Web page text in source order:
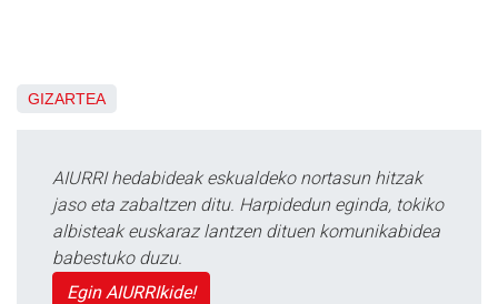
GIZARTEA
AIURRI hedabideak eskualdeko nortasun hitzak
jaso eta zabaltzen ditu. Harpidedun eginda, tokiko
albisteak euskaraz lantzen dituen komunikabidea
babestuko duzu.
Egin AIURRIkide!